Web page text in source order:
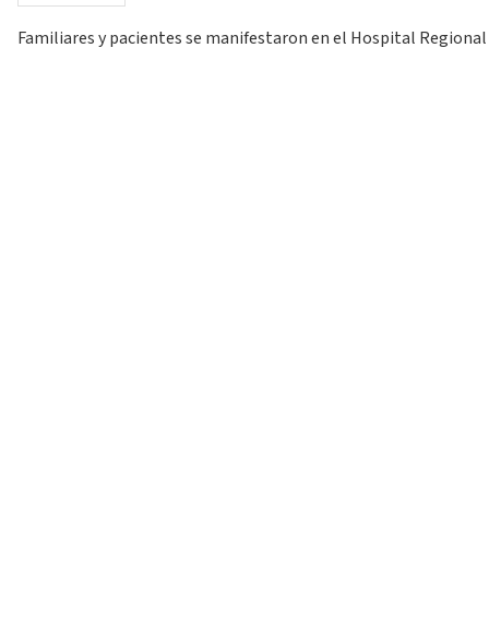
Familiares y pacientes se manifestaron en el Hospital